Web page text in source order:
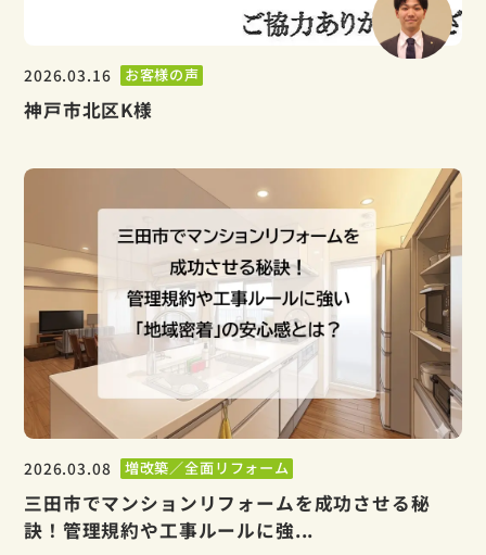
2026.03.16 お客様の声
神戸市北区K様
2026.03.08 増改築／全面リフォーム
三田市でマンションリフォームを成功させる秘
訣！管理規約や工事ルールに強...